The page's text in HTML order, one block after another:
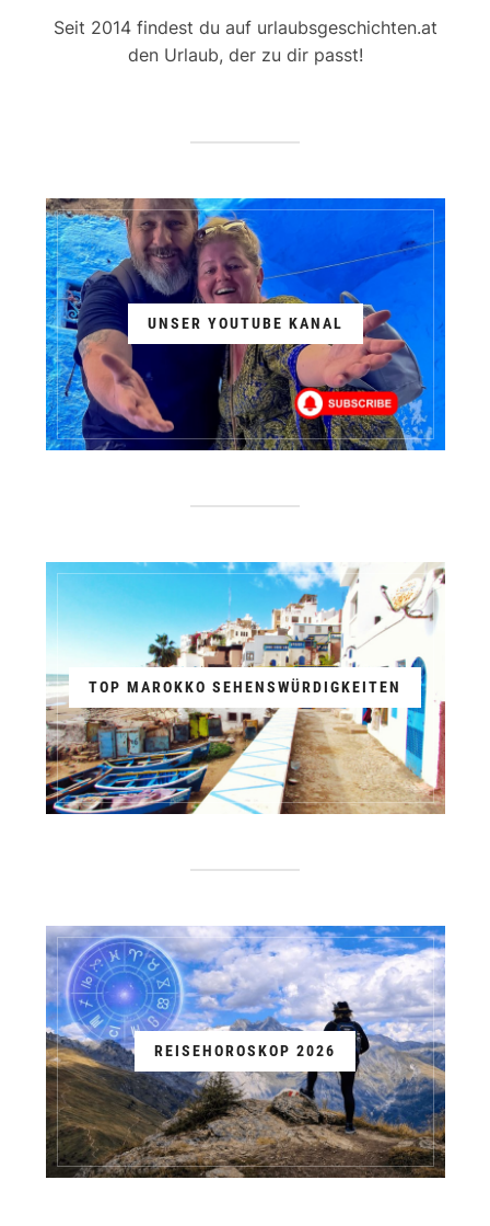
Seit 2014 findest du auf urlaubsgeschichten.at
den Urlaub, der zu dir passt!
UNSER YOUTUBE KANAL
TOP MAROKKO SEHENSWÜRDIGKEITEN
REISEHOROSKOP 2026